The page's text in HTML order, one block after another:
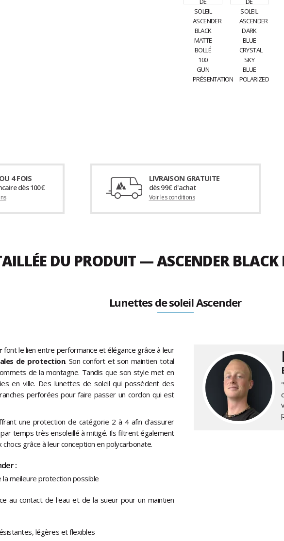
4 FOIS
dès 100€
LIVRAISON GRATUITE
dès 99€ d'achat
Voir les conditions
DU PRODUIT — ASCENDER
Lunettes de soleil Ascender
font le lien entre performance et élégance grâce à leur
de protection. Son confort et son maintien total
de la montagne. Tandis que son style met en
en ville. Des lunettes de soleil qui possèdent des
perforées pour faire passer un cordon qui est
une protection de catégorie 2 à 4 afin d'assurer
temps très ensoleillé à mitigé. Ils filtrent également
grâce à leur conception en polycarbonate.
:
meileure protection possible
au contact de l'eau et de la sueur pour un maintien
légères et flexibles